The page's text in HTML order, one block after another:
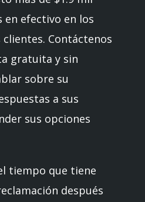
en efectivo en los
Contáctenos
gratuita y sin
sobre su
a sus
sus opciones
tiempo que tiene
después